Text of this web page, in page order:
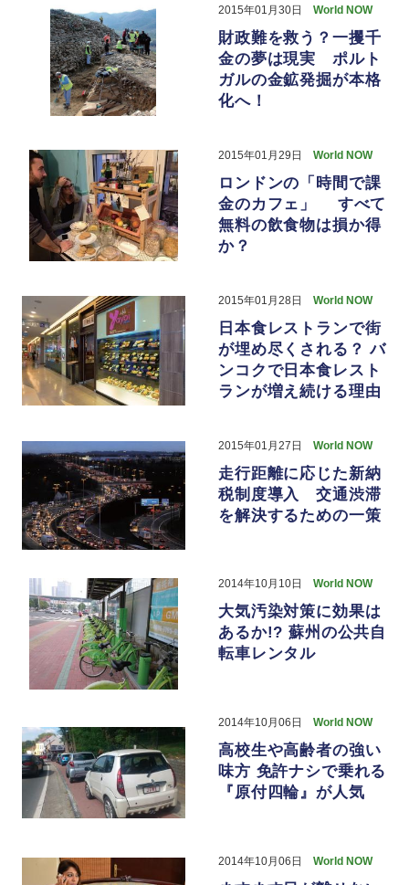
2015年01月30日 World NOW
財政難を救う？一攫千
金の夢は現実 ポルト
ガルの金鉱発掘が本格
化へ！
2015年01月29日 World NOW
ロンドンの「時間で課
金のカフェ」 すべて
無料の飲食物は損か得
か？
2015年01月28日 World NOW
日本食レストランで街
が埋め尽くされる？ バ
ンコクで日本食レスト
ランが増え続ける理由
2015年01月27日 World NOW
走行距離に応じた新納
税制度導入 交通渋滞
を解決するための一策
2014年10月10日 World NOW
大気汚染対策に効果は
あるか!? 蘇州の公共自
転車レンタル
2014年10月06日 World NOW
高校生や高齢者の強い
味方 免許ナシで乗れる
『原付四輪』が人気
2014年10月06日 World NOW